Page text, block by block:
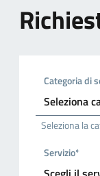
Categoria di
Seleziona la
Servizio*